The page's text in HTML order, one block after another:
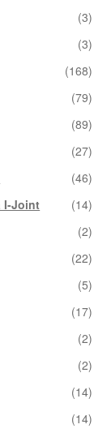
(3)
(3)
(168)
(79)
(89)
(27)
(46)
I-Joint
(14)
(2)
(22)
(5)
(17)
(2)
(2)
(14)
(14)